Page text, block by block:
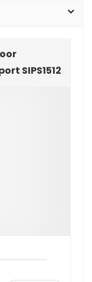
SIPS1512